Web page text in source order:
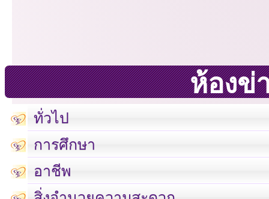
ห้องข่
ทั่วไป
การศึกษา
อาชีพ